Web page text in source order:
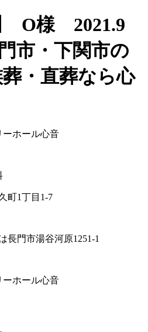
O様 2021.9
市・下関市の
・直葬なら心
町1丁目1-7
長門市湯谷河原1251-1